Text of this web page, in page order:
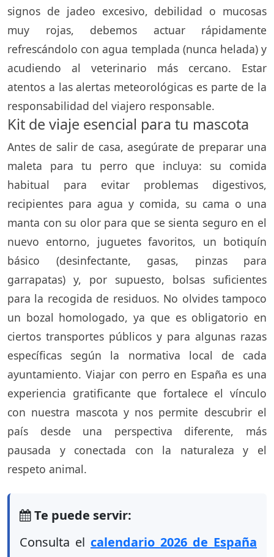
signos de jadeo excesivo, debilidad o mucosas
muy rojas, debemos actuar rápidamente
refrescándolo con agua templada (nunca helada) y
acudiendo al veterinario más cercano. Estar
atentos a las alertas meteorológicas es parte de la
responsabilidad del viajero responsable.
Kit de viaje esencial para tu mascota
Antes de salir de casa, asegúrate de preparar una
maleta para tu perro que incluya: su comida
habitual para evitar problemas digestivos,
recipientes para agua y comida, su cama o una
manta con su olor para que se sienta seguro en el
nuevo entorno, juguetes favoritos, un botiquín
básico (desinfectante, gasas, pinzas para
garrapatas) y, por supuesto, bolsas suficientes
para la recogida de residuos. No olvides tampoco
un bozal homologado, ya que es obligatorio en
ciertos transportes públicos y para algunas razas
específicas según la normativa local de cada
ayuntamiento. Viajar con perro en España es una
experiencia gratificante que fortalece el vínculo
con nuestra mascota y nos permite descubrir el
país desde una perspectiva diferente, más
pausada y conectada con la naturaleza y el
respeto animal.
Te puede servir:
Consulta el calendario 2026 de España